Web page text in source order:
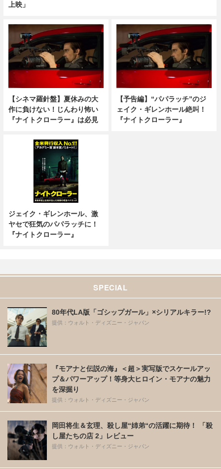
上映」
【シネマ羅針盤】夏休みの大
作に負けない！じんわり怖い
『ナイトクローラー』は必見
【予告編】“パパラッチ”のジ
ェイク・ギレンホール絶叫！
『ナイトクローラー』
ジェイク・ギレンホール、激
ヤセで狂気のパパラッチに！
『ナイトクローラー』
SPECIAL
80年代LA版「ゴシップガール」×シリアルキラー!?
提供：ウォルト・ディズニー・ジャパン
『モアナと伝説の海』＜超＞実写版でスケールアッ
プ＆パワーアップ！等身大ヒロイン・モアナの魅力
を深掘り
提供：ウォルト・ディズニー・ジャパン
岡田将生＆玄理、殺し屋“姉弟“の活躍に期待！ 「殺
し屋たちの店 2」レビュー
提供：ウォルト・ディズニー・ジャパン